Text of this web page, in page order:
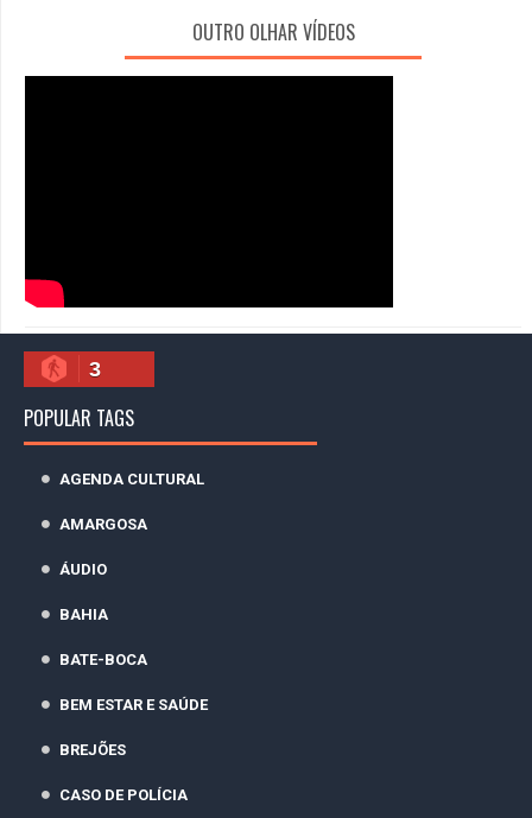
OUTRO OLHAR VÍDEOS
3
POPULAR TAGS
AGENDA CULTURAL
AMARGOSA
ÁUDIO
BAHIA
BATE-BOCA
BEM ESTAR E SAÚDE
BREJÕES
CASO DE POLÍCIA